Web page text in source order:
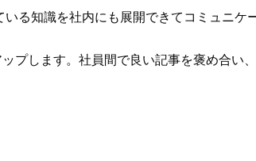
る知識を社内にも展開できてコミュニケ
します。社員間で良い記事を褒め合い